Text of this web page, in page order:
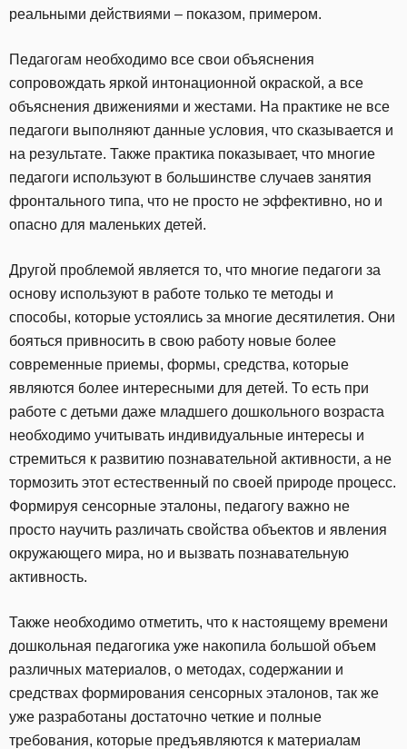
реальными действиями – показом, примером.
Педагогам необходимо все свои объяснения
сопровождать яркой интонационной окраской, а все
объяснения движениями и жестами. На практике не все
педагоги выполняют данные условия, что сказывается и
на результате. Также практика показывает, что многие
педагоги используют в большинстве случаев занятия
фронтального типа, что не просто не эффективно, но и
опасно для маленьких детей.
Другой проблемой является то, что многие педагоги за
основу используют в работе только те методы и
способы, которые устоялись за многие десятилетия. Они
бояться привносить в свою работу новые более
современные приемы, формы, средства, которые
являются более интересными для детей. То есть при
работе с детьми даже младшего дошкольного возраста
необходимо учитывать индивидуальные интересы и
стремиться к развитию познавательной активности, а не
тормозить этот естественный по своей природе процесс.
Формируя сенсорные эталоны, педагогу важно не
просто научить различать свойства объектов и явления
окружающего мира, но и вызвать познавательную
активность.
Также необходимо отметить, что к настоящему времени
дошкольная педагогика уже накопила большой объем
различных материалов, о методах, содержании и
средствах формирования сенсорных эталонов, так же
уже разработаны достаточно четкие и полные
требования, которые предъявляются к материалам